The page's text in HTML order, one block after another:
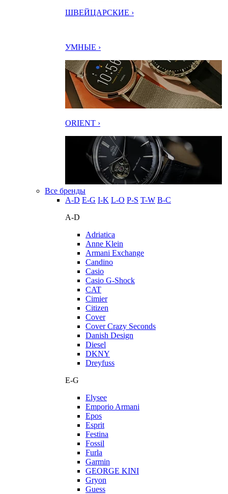
ШВЕЙЦАРСКИЕ ›
УМНЫЕ ›
ORIENT ›
Все бренды
A-D E-G I-K L-O P-S T-W В-С
A-D
Adriatica
Anne Klein
Armani Exchange
Candino
Casio
Casio G-Shock
CAT
Cimier
Citizen
Cover
Cover Crazy Seconds
Danish Design
Diesel
DKNY
Dreyfuss
E-G
Elysee
Emporio Armani
Epos
Esprit
Festina
Fossil
Furla
Garmin
GEORGE KINI
Gryon
Guess